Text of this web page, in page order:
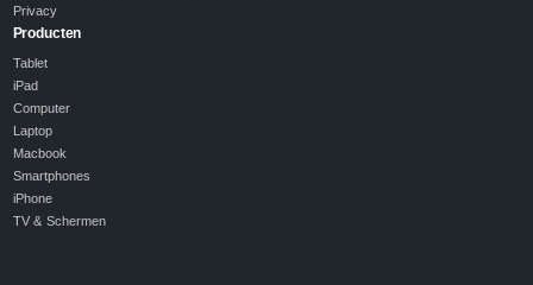
Privacy
Producten
Tablet
iPad
Computer
Laptop
Macbook
Smartphones
iPhone
TV & Schermen